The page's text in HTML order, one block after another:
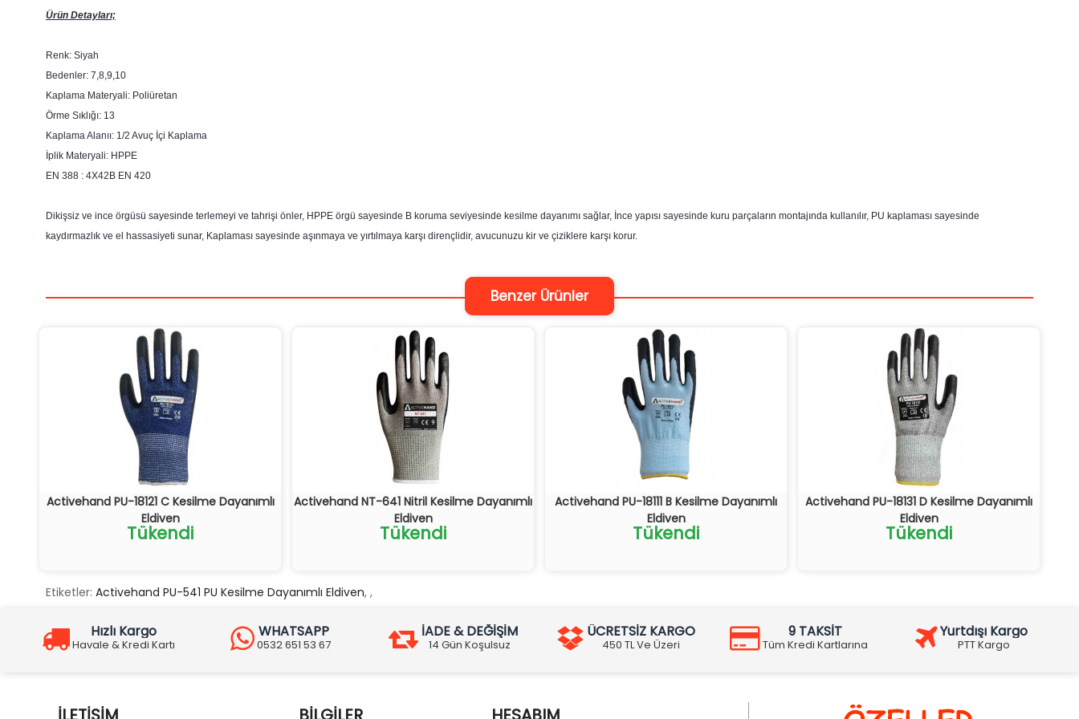
Ürün Detayları;
Renk: Siyah
Bedenler: 7,8,9,10
Kaplama Materyali: Poliüretan
Örme Sıklığı: 13
Kaplama Alanıı: 1/2 Avuç İçi Kaplama
İplik Materyali: HPPE
EN 388 : 4X42B EN 420
Dikişsiz ve ince örgüsü sayesinde terlemeyi ve tahrişi önler, HPPE örgü sayesinde B koruma seviyesinde kesilme dayanımı sağlar, İnce yapısı sayesinde kuru parçaların montajında kullanılır, PU kaplaması sayesinde
kaydırmazlık ve el hassasiyeti sunar, Kaplaması sayesinde aşınmaya ve yırtılmaya karşı dirençlidir, avucunuzu kir ve çiziklere karşı korur.
Benzer Ürünler
Activehand PU-18121 C Kesilme Dayanımlı
Eldiven
Tükendi
Activehand NT-641 Nitril Kesilme Dayanımlı
Eldiven
Tükendi
Activehand PU-18111 B Kesilme Dayanımlı
Eldiven
Tükendi
Activehand PU-18131 D Kesilme Dayanımlı
Eldiven
Tükendi
Etiketler: Activehand PU-541 PU Kesilme Dayanımlı Eldiven, ,
Hızlı Kargo
Havale & Kredi Kartı
WHATSAPP
0532 651 53 67
İADE & DEĞİŞİM
14 Gün Koşulsuz
ÜCRETSİZ KARGO
450 TL Ve Üzeri
9 TAKSİT
Tüm Kredi Kartlarına
Yurtdışı Kargo
PTT Kargo